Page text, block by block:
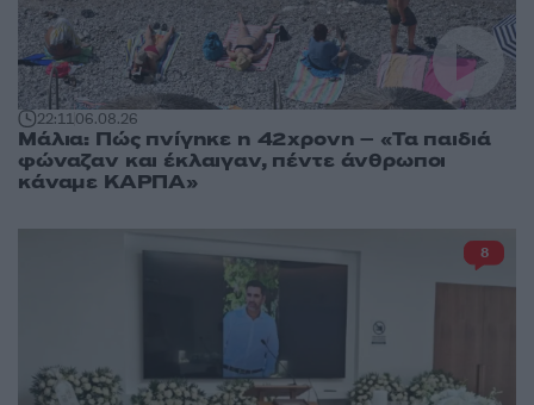
22:1106.08.26
Μάλια: Πώς πνίγηκε η 42χρονη – «Τα παιδιά
φώναζαν και έκλαιγαν, πέντε άνθρωποι
κάναμε ΚΑΡΠΑ»
8